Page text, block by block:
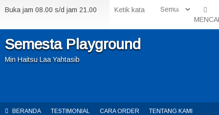
Buka jam 08.00 s/d jam 21.00
Semesta Playground
Min Haitsu Laa Yahtasib
BERANDA TESTIMONIAL CARA ORDER TENTANG KAMI